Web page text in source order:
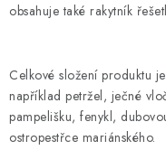
obsahuje také rakytník
Celkové složení produktu
například petržel, ječné
pampelišku, fenykl,
ostropestřce mariánského.